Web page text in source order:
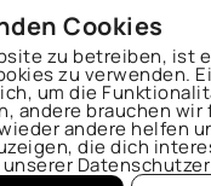
Cookies
zu betreiben, ist
zu verwenden.
um die
andere brauchen wir
andere helfen
die dich